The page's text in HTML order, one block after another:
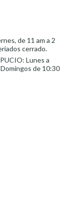
de 11 am a 2
cerrado.
Lunes a
de 10:30